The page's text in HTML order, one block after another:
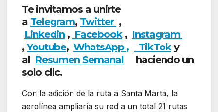
Te invitamos a unirte
a Telegram, Twitter ,
Linkedin , Facebook, Instagram
,Youtube, WhatsApp , TikToky
al Resumen Semanal haciendo un
solo clic.
Con la adición de la ruta a Santa Marta, la
aerolínea ampliaría su red a un total 21 rutas